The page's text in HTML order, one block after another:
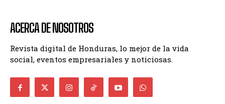
ACERCA DE NOSOTROS
Revista digital de Honduras, lo mejor de la vida
social, eventos empresariales y noticiosas.